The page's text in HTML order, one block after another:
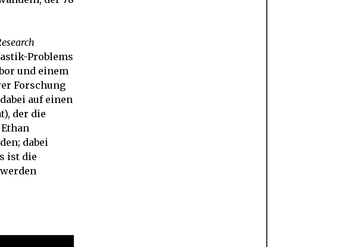
Problems
und einem
Forschung
auf einen
der die
dabei
ist die